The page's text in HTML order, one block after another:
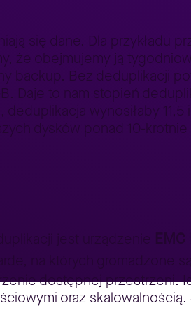
się dane. Dla przykładu
że obejmujemy ją
backup. Bez deduplikacji
Daje to nam stopień
wynosiłaby 11,5
dysków ponad 10-
jest urządzenie EMC
na których gromadzone są
dostępnej przestrzeni.
oraz skalowalnością.